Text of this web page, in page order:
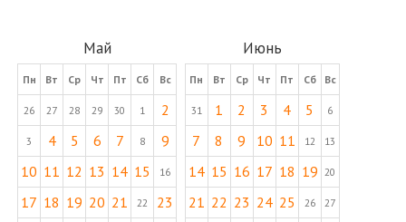
Май
Пн Вт Ср Чт Пт Сб Вс
26 27 28 29 30 1 2
3 4 5 6 7 8
9
10 11 12 13 14 15 16
17 18 19 20 21 22
23
Июнь
Пн Вт Ср Чт Пт Сб Вс
31 1 2 3 4 5 6
7 8 9 10 11 12 13
14 15 16 17 18 19 20
21 22 23 24 25 26 27